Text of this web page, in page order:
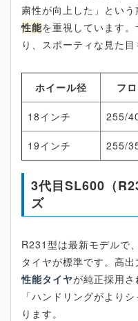
粛性が向上した」とい
性能を重視しています
り、スポーティな見た目
ホイール径 フ
18インチ 255/
19インチ 255/
3代目SL600（
ズ
R231型は最新モデルで
タイヤが標準です。高出
性能タイヤが純正採用
「ハンドリングがより
ります。